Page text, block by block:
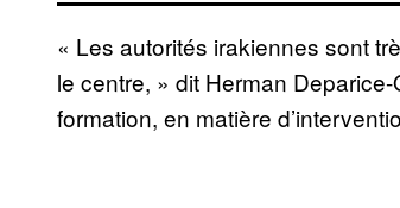
« Les autorités irakiennes sont
le centre, » dit Herman
formation, en matière